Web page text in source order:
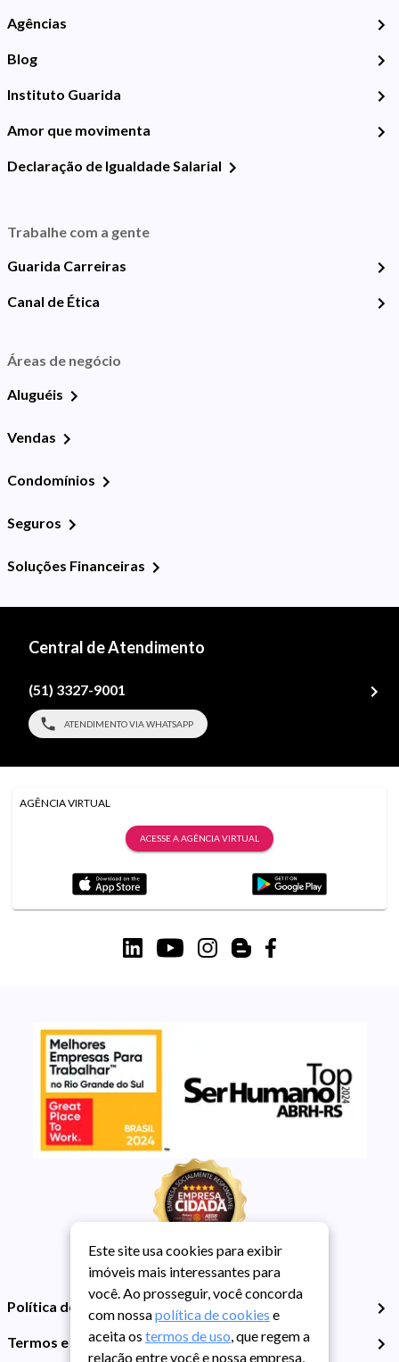
Agências
Blog
Instituto Guarida
Amor que movimenta
Declaração de Igualdade Salarial
Trabalhe com a gente
Guarida Carreiras
Canal de Ética
Áreas de negócio
Aluguéis
Vendas
Condomínios
Seguros
Soluções Financeiras
Central de Atendimento
(51) 3327-9001
ATENDIMENTO VIA WHATSAPP
AGÊNCIA VIRTUAL
ACESSE A AGÊNCIA VIRTUAL
Política de Privacidade
Termos e Condições de Uso
Este site usa cookies para exibir
imóveis mais interessantes para
você. Ao prosseguir, você concorda
com nossapolítica de cookies e
aceita os termos de uso, que regem a
relação entre você e nossa empresa,